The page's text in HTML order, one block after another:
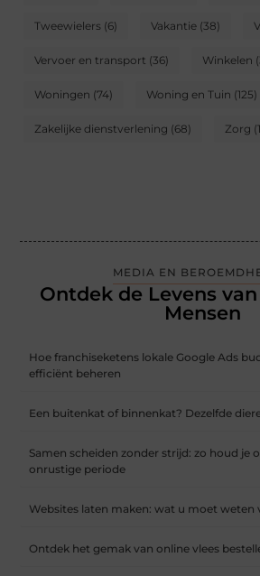
Tweewielers (6) Vakantie (38)
Vervoer en transport (36) Winkelen
Woningen (74) Woning en Tuin (125)
Zakelijke dienstverlening (68) Zorg
MEDIA EN
Ontdek de Levens
Mensen
Hoe franchiseketens lokale Google Ads
efficiënt beheren
Een buitenkat of binnenkat? Dezelfde
Samen scheiden zonder strijd: zo houd je
onrustige periode
Websites laten maken: wat u moet weten
Ontdek het gemak van online vlees